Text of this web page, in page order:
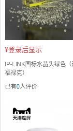
¥登录后显示
IP-LINK国标水晶头绿色（
福禄克）
已有0人评价